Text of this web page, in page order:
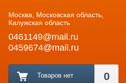
Москва, Московская область,
Калужская область
0461149@mail.ru
0459674@mail.ru
0
Товаров нет